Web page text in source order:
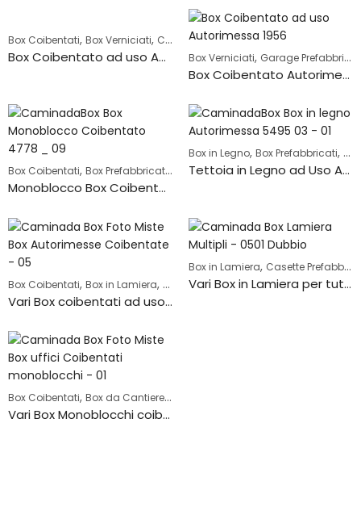
Box Coibentati, Box Verniciati, Casette Prefabbricate ,Garage
Box Coibentato ad uso Autorimessa con tettoia – 3313 Box Verniciati, Garage Prefabbricati
Box Coibentato Autorimessa -1956
Box Coibentati, Box Prefabbricati , Box Ufficio,Box Verniciati
Monoblocco Box Coibentato Verniciato ad uso Ufficio – 4778
Box in Legno, Box Prefabbricati,
Tettoia in Legno ad Uso Autorimessa – 5495-3
Box Coibentati, Box in Lamiera, Box in Legno,Box Verniciati, Garage
Vari Box coibentati ad uso Autorimessa e per tutte le necessità
Box in Lamiera, Casette Prefabbricate
Vari Box in Lamiera per tutte le necessità
Box Coibentati, Box da Cantiere,Box in Lamiera
Vari Box Monoblocchi coibentati per tutti gli usi e le necessità